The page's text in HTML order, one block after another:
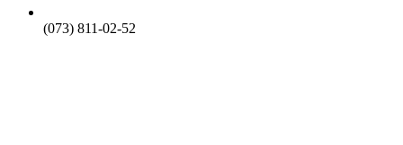
(073) 811-02-52